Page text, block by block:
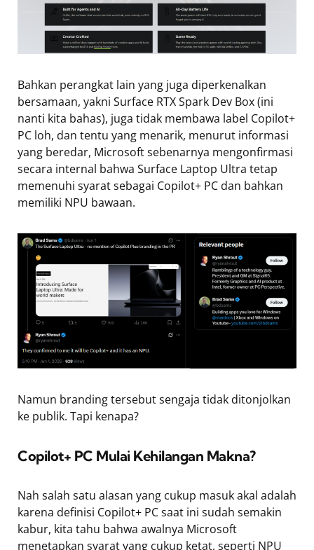
Bahkan perangkat lain yang juga diperkenalkan
bersamaan, yakni Surface RTX Spark Dev Box (ini
nanti kita bahas), juga tidak membawa label Copilot+
PC loh, dan tentu yang menarik, menurut informasi
yang beredar, Microsoft sebenarnya mengonfirmasi
secara internal bahwa Surface Laptop Ultra tetap
memenuhi syarat sebagai Copilot+ PC dan bahkan
memiliki NPU bawaan.
Namun branding tersebut sengaja tidak ditonjolkan
ke publik. Tapi kenapa?
Copilot+ PC Mulai Kehilangan Makna?
Nah salah satu alasan yang cukup masuk akal adalah
karena definisi Copilot+ PC saat ini sudah semakin
kabur, kita tahu bahwa awalnya Microsoft
menetapkan syarat yang cukup ketat, seperti NPU